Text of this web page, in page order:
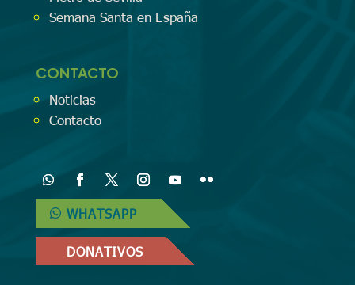
Semana Santa en España
CONTACTO
Noticias
Contacto
WHATSAPP
DONATIVOS